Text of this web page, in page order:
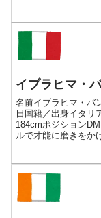
イブラヒマ・
名前イブラヒマ・バ
日国籍／出身イタリ
184cmポジション
ルで才能に磨きをか